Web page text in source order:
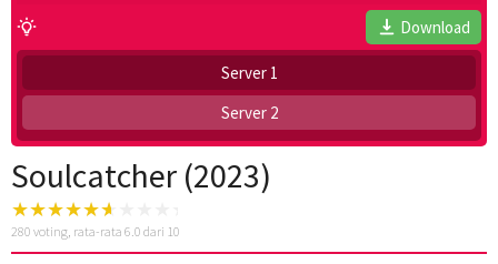
Download
Server 1
Server 2
Soulcatcher (2023)
280 voting, rata-rata 6.0 dari 10